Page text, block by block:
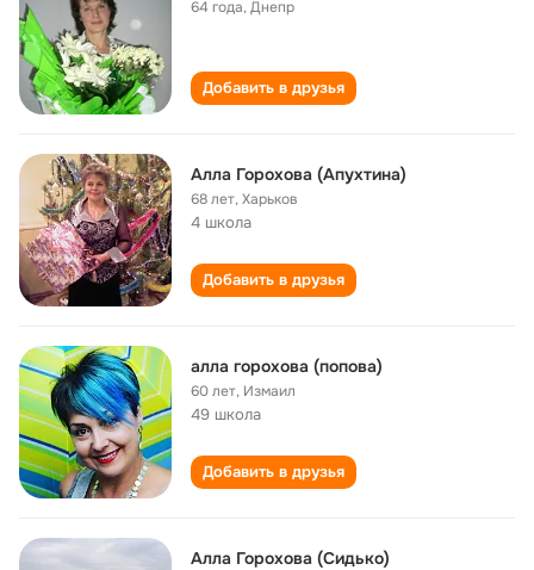
64 года,Днепр
Добавить в друзья
Алла Горохова (Апухтина)
68 лет,Харьков
4 школа
Добавить в друзья
алла горохова (попова)
60 лет, Измаил
49 школа
Добавить в друзья
Алла Горохова (Сидько)